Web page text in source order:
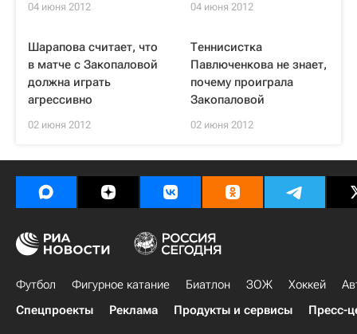
04 июня 2012 04 июня 2012
Шарапова считает, что
в матче с Закопаловой
должна играть
агрессивно
02 июня 2012
Теннисистка
Павлюченкова не знает,
почему проиграла
Закопаловой
02 июня 2012
Футбол Фигурное катание Биатлон ЗОЖ Хоккей
Спецпроекты
Реклама Продукты и сервисы Пресс-